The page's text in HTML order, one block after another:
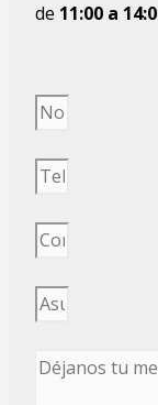
de 11:00 a